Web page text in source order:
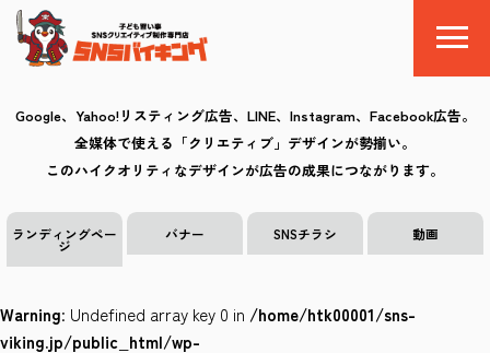
SNSバイキングとは
料金
制作の流れ
クリエイティブ
Google、Yahoo!リスティング広告、LINE、Instagram、Facebook広告。
全媒体で使える「クリエティブ」デザインが勢揃い。
このハイクオリティなデザインが広告の成果につながります。
ランディングペー
ジ
バナー SNSチラシ 動画
Warning: Undefined array key 0 in /home/htk00001/sns-
viking.jp/public_html/wp-